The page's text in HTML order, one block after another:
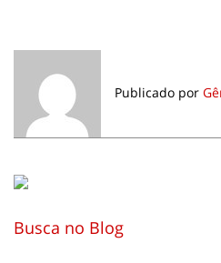
Publicado por
Busca no Blog